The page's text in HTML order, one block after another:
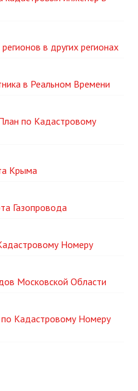
в других регионах
в Реальном Времени
по Кадастровому
Крыма
Газопровода
Номеру
Московской Области
Кадастровому Номеру